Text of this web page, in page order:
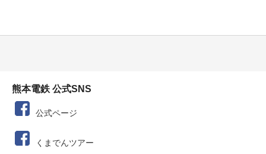
熊本電鉄 公式SNS
公式ページ
くまでんツアー